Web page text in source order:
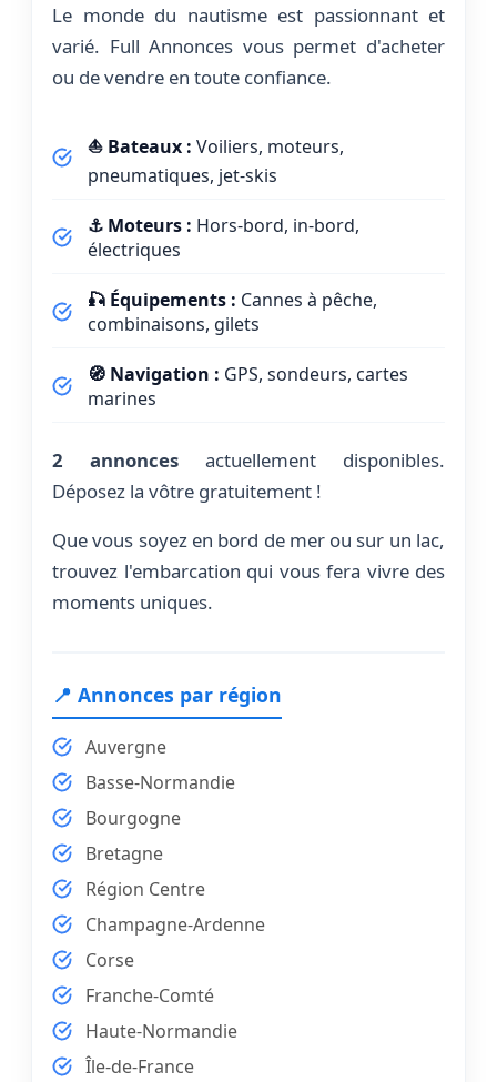
Le monde du nautisme est passionnant et
varié. Full Annonces vous permet d'acheter
ou de vendre en toute confiance.
⛵ Bateaux : Voiliers, moteurs,
pneumatiques, jet-skis
⚓ Moteurs : Hors-bord, in-bord,
électriques
🎣 Équipements : Cannes à pêche,
combinaisons, gilets
🧭 Navigation : GPS, sondeurs, cartes
marines
2 annonces actuellement disponibles.
Déposez la vôtre gratuitement !
Que vous soyez en bord de mer ou sur un lac,
trouvez l'embarcation qui vous fera vivre des
moments uniques.
📍 Annonces par région
Auvergne
Basse-Normandie
Bourgogne
Bretagne
Région Centre
Champagne-Ardenne
Corse
Franche-Comté
Haute-Normandie
Île-de-France